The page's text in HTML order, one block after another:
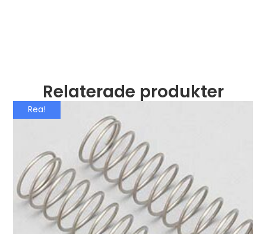
Relaterade produkter
Rea!